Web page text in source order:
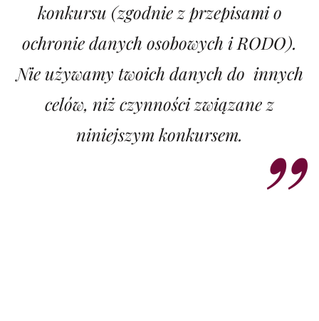
konkursu (zgodnie z przepisami o
ochronie danych osobowych i RODO).
Nie używamy twoich danych do innych
celów, niż czynności związane z
niniejszym konkursem.